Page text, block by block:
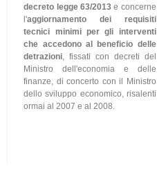
decreto legge 63/2013 e concerne
l'aggiornamento dei requisiti
tecnici minimi per gli interventi
che accedono al beneficio delle
detrazioni , fissati con decreti del
Ministro dell'economia e delle
finanze, di concerto con il Ministro
dello sviluppo economico, risalenti
ormai al 2007 e al 2008.